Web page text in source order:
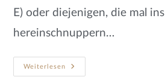
E) oder diejenigen, die mal
hereinschnuppern…
Weiterlesen